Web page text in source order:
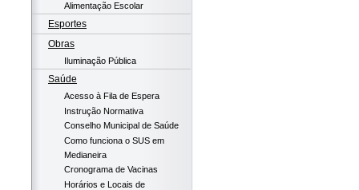
Alimentação Escolar
Esportes
Obras
Iluminação Pública
Saúde
Acesso à Fila de Espera
Instrução Normativa
Conselho Municipal de Saúde
Como funciona o SUS em
Medianeira
Cronograma de Vacinas
Horários e Locais de